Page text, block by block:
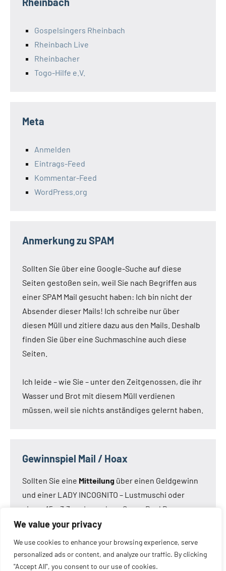
We value your privacy
We use cookies to enhance your browsing experience, serve
personalized ads or content, and analyze our traffic. By clicking
"Accept All", you consent to our use of cookies.
Gospelsingers Rheinbach
Rheinbach Live
Rheinbacher
Togo-Hilfe e.V.
Meta
Anmelden
Eintrags-Feed
Kommentar-Feed
WordPress.org
Anmerkung zu SPAM
Sollten Sie über eine Google-Suche auf diese
Seiten gestoßen sein, weil Sie nach Begriffen aus
einer SPAM Mail gesucht haben: Ich bin nicht der
Absender dieser Mails! Ich schreibe nur über
diesen Müll und zitiere dazu aus den Mails. Deshalb
finden Sie über eine Suchmaschine auch diese
Seiten.
Ich leide – wie Sie – unter den Zeitgenossen, die ihr
Wasser und Brot mit diesem Müll verdienen
müssen, weil sie nichts anständiges gelernt haben.
Gewinnspiel Mail / Hoax
Sollten Sie eine Mitteilung über einen Geldgewinn
und einer LADY INCOGNITO – Lustmuschi oder
einem 15 x 3,3 cm Loveclone Super Real Dong –
oder was immer den Kameraden noch einfällt –
Mail ist eine Fälschung.